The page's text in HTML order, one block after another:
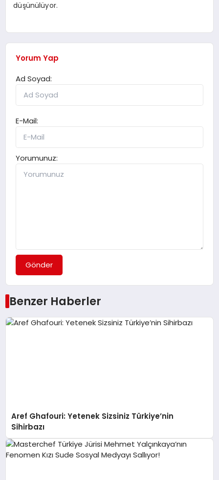
düşünülüyor.
Yorum Yap
Ad Soyad:
E-Mail:
Yorumunuz:
Gönder
Benzer Haberler
Aref Ghafouri: Yetenek Sizsiniz Türkiye’nin
Sihirbazı